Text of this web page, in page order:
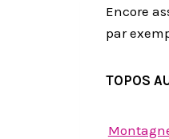
Encore
par
TOPOS